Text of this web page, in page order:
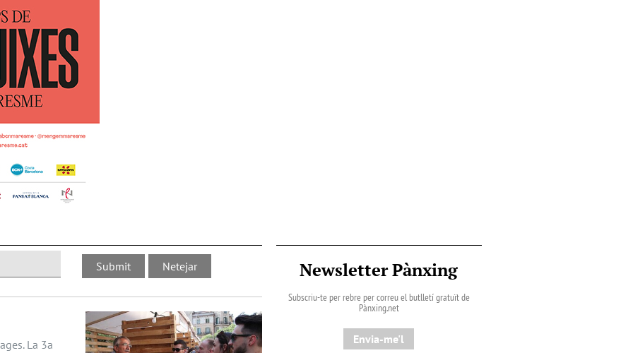
La 3a
Newsletter Pànxing
Subscriu-te per rebre per correu el butlletí gratuït de
Pànxing.net​
Envia-me'l